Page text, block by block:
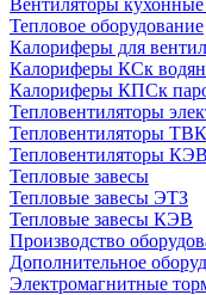
Вентиляторы
Тепловое оборудование
Калориферы для
Калориферы КСк
Калориферы КПСк
Тепловентиляторы
Тепловентиляторы
Тепловентиляторы КЭВ
Тепловые завесы
Тепловые завесы ЭТЗ
Тепловые завесы КЭВ
Производство
Дополнительное
Электромагнитные